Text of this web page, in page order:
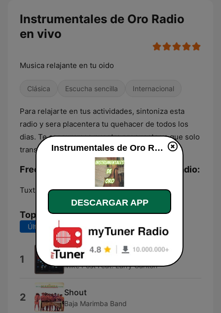
Instrumentales de Oro Radio
en vivo
Musica relajante en tu oido
Clásica Escucha sencilla Internacional
Para relajarte en tus actividades, sintoniza esta
radio y sera placentera tu quehacer de todos los
dias. Te aseguramos nuestra propuesta ya que solo
transmitimos musica instrumental.
Frecuencias Instrumentales de Oro Radio:
Tuxtla Gutiérrez: Online
Top Canciones
Últimos 7 días Últimos 30 días
1 Theme from "Magnum, P.I."
Mike Post Feat. Larry Carlton
2 Shout
Baja Marimba Band
Instrumentales de Oro Radio en vivo
DESCARGAR APP